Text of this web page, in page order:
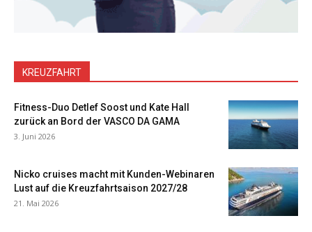
KREUZFAHRT
Fitness-Duo Detlef Soost und Kate Hall
zurück an Bord der VASCO DA GAMA
3. Juni 2026
Nicko cruises macht mit Kunden-Webinaren
Lust auf die Kreuzfahrtsaison 2027/28
21. Mai 2026